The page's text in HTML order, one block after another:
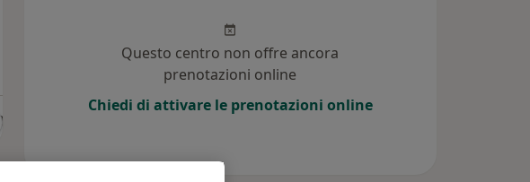
Risposte ai pazienti (19)
Questo centro non offre ancora
prenotazioni online
Chiedi di attivare le prenotazioni online